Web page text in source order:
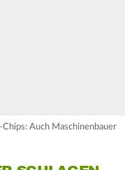
Chips: Auch Maschinenbauer